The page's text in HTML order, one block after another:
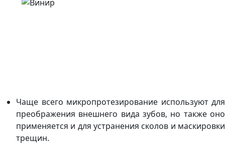
Чаще всего микропротезирование используют для
преображения внешнего вида зубов, но также оно
применяется и для устранения сколов и маскировки
трещин.